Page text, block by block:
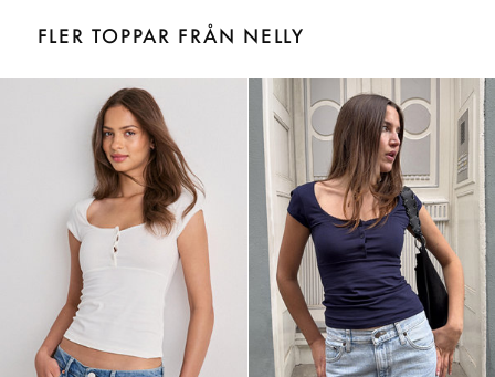
FLER TOPPAR FRÅN NELLY